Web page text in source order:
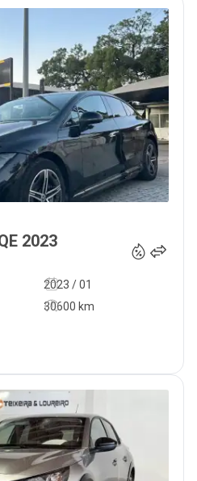
2023
2023 / 01
30600 km